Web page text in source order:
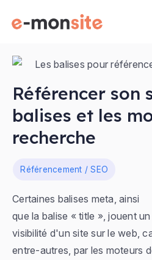
Référencer son
balises et les
recherche
Référencement / SEO
Certaines balises meta, ainsi
que la balise « title », jouent
visibilité d'un site sur le web,
entre-autres, par les moteurs